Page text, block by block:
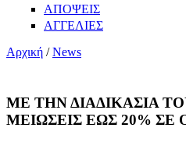
ΑΠΟΨΕΙΣ
ΑΓΓΕΛΙΕΣ
Αρχική /News
ΜΕ ΤΗΝ ΔΙΑΔΙΚΑΣΙΑ
ΜΕΙΩΣΕΙΣ ΕΩΣ 20% ΣΕ